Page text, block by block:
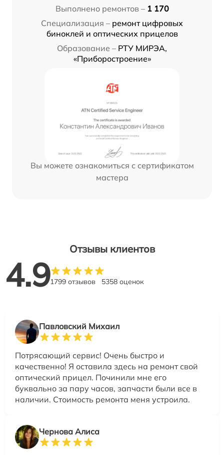
Выполнено ремонтов – 1 170
Специализация – ремонт цифровых
биноклей и оптических прицелов
Образование – РТУ МИРЭА,
«Приборостроение»
Вы можете ознакомиться с сертификатом
мастера
Отзывы клиентов
4.91799 отзывов 5358 оценок
Павловский Михаил
Потрясающий сервис! Очень быстро и
качественно! Я оставила здесь на ремонт свой
оптический прицел. Починили мне его
буквально за пару часов, запчасти были все в
наличии. Стоимость ремонта меня устроила.
Чернова Алиса